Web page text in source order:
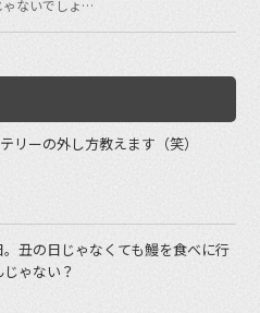
ゃないでしょ…
リーの外し方教えます（笑）
丑の日じゃなくても鰻を食べに行
ゃない？